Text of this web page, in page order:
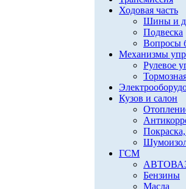
Ходовая часть
Шины и
Подвеска
Вопросы
Механизмы
Рулевое
Кузов и салон
ГСМ
Бензины
Масла